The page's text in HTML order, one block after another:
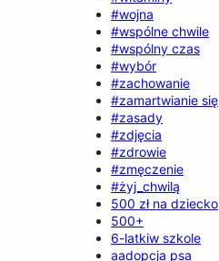
#wojna
#wspólne chwile
#wspólny czas
#wybór
#zachowanie
#zamartwianie się
#zasady
#zdjęcia
#zdrowie
#zmęczenie
#żyj_chwilą
500 zł na dziecko
500+
6-latkiw szkole
aadopcja psa